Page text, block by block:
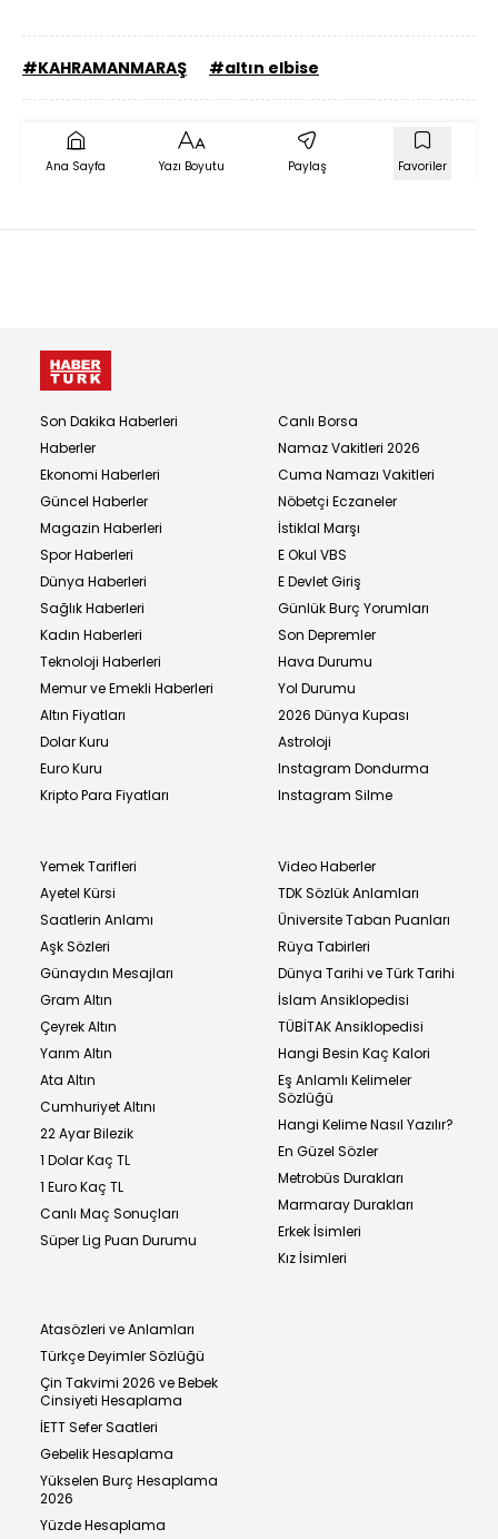
#KAHRAMANMARAŞ #altın elbise
Ana Sayfa Yazı Boyutu Paylaş Favoriler
Son Dakika Haberleri
Haberler
Ekonomi Haberleri
Güncel Haberler
Magazin Haberleri
Spor Haberleri
Dünya Haberleri
Sağlık Haberleri
Kadın Haberleri
Teknoloji Haberleri
Memur ve Emekli Haberleri
Altın Fiyatları
Dolar Kuru
Euro Kuru
Kripto Para Fiyatları
Canlı Borsa
Namaz Vakitleri 2026
Cuma Namazı Vakitleri
Nöbetçi Eczaneler
İstiklal Marşı
E Okul VBS
E Devlet Giriş
Günlük Burç Yorumları
Son Depremler
Hava Durumu
Yol Durumu
2026 Dünya Kupası
Astroloji
Instagram Dondurma
Instagram Silme
Yemek Tarifleri
Ayetel Kürsi
Saatlerin Anlamı
Aşk Sözleri
Günaydın Mesajları
Gram Altın
Çeyrek Altın
Yarım Altın
Ata Altın
Cumhuriyet Altını
22 Ayar Bilezik
1 Dolar Kaç TL
1 Euro Kaç TL
Canlı Maç Sonuçları
Süper Lig Puan Durumu
Video Haberler
TDK Sözlük Anlamları
Üniversite Taban Puanları
Rüya Tabirleri
Dünya Tarihi ve Türk Tarihi
İslam Ansiklopedisi
TÜBİTAK Ansiklopedisi
Hangi Besin Kaç Kalori
Eş Anlamlı Kelimeler
Sözlüğü
Hangi Kelime Nasıl Yazılır?
En Güzel Sözler
Metrobüs Durakları
Marmaray Durakları
Erkek İsimleri
Kız İsimleri
Atasözleri ve Anlamları
Türkçe Deyimler Sözlüğü
Çin Takvimi 2026 ve Bebek
Cinsiyeti Hesaplama
İETT Sefer Saatleri
Gebelik Hesaplama
Yükselen Burç Hesaplama
2026
Yüzde Hesaplama